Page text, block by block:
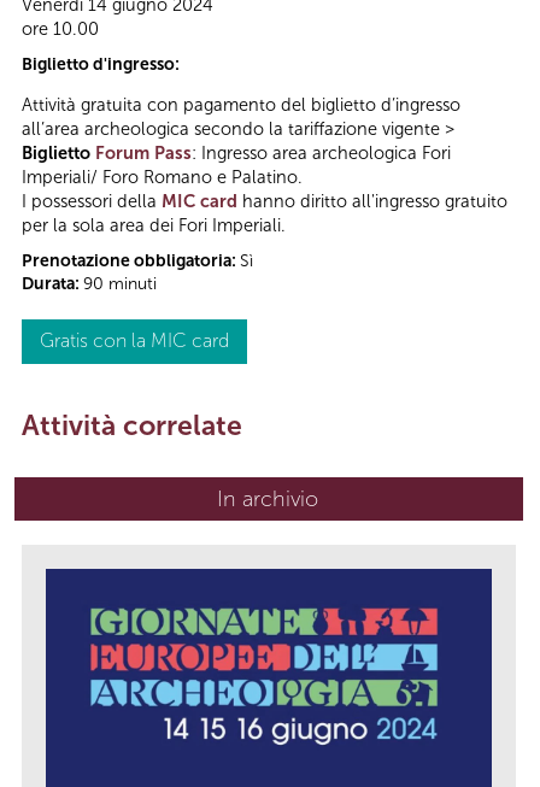
Venerdì 14 giugno 2024
ore 10.00
Biglietto d'ingresso:
Attività gratuita con pagamento del biglietto d’ingresso
all’area archeologica secondo la tariffazione vigente >
Biglietto Forum Pass: Ingresso area archeologica Fori
Imperiali/ Foro Romano e Palatino.
I possessori della MIC card hanno diritto all'ingresso gratuito
per la sola area dei Fori Imperiali.
Prenotazione obbligatoria: Sì
Durata: 90 minuti
Gratis con la MIC card
Attività correlate
In archivio